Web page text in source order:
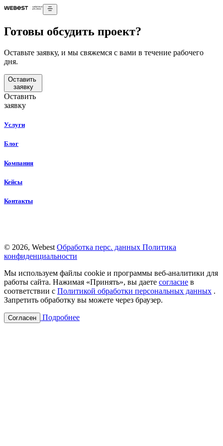
Готовы обсудить проект?
Оставьте заявку, и мы свяжемся с вами в течение рабочего
дня.
Оставить
заявку
Оставить
заявку
Услуги
Блог
Компания
Кейсы
Контакты
© 2026, Webest Обработка перс. данных Политика
конфиденциальности
Мы используем файлы cookie и программы веб-аналитики для
работы сайта. Нажимая «Принять», вы даете согласие в
соответствии с Политикой обработки персональных данных .
Запретить обработку вы можете через браузер.
Согласен Подробнее